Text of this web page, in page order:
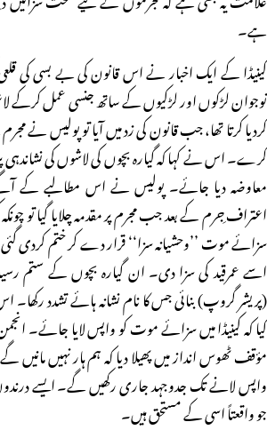
ہے۔
کینیڈا کے ایک اخبار نے اس قانون کی بے بسی کی
نوجوان لڑکوں اور لڑکیوں کے ساتھ جنسی عمل کرکے
کردیا کرتا تھا، جب قانون کی زد میں آیا تو پولیس نے
کرے۔ اس نے کہا کہ گیارہ بچوں کی لاشوں کی
معاوضہ دیا جائے۔ پولیس نے اس مطالبے کے
اعتراف ِجرم کے بعد جب مجرم پر مقدمہ چلایا گیا تو
سزائے موت ’’وحشیانہ سزا‘‘ قرار دے کر ختم
اسے عمرقید کی سزا دی۔ ان گیارہ بچوں کے ستم
(پریشر گروپ) بنائی جس کا نام نشانہ ہائے تشدد
کیا کہ کینیڈا میں سزائے موت کو واپس لایا جائے۔ انجمن
مؤقف ٹھوس انداز میں پھیلا دیا کہ ہم ہار نہیں مانیں
واپس لانے تک جدوجہد جاری رکھیں گے۔ ایسے
جو واقعتاً اسی کے مستحق ہیں۔